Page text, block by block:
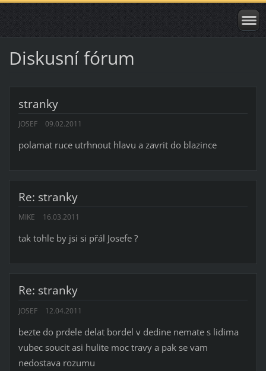
Diskusní fórum
stranky
JOSEF 09.02.2011
polamat ruce utrhnout hlavu a zavrit do blazince
Re: stranky
MIKE 16.03.2011
tak tohle by jsi si přál Josefe ?
Re: stranky
JOSEF 12.04.2011
bezte do prdele delat bordel v dedine nemate s lidima
vubec soucit asi hulite moc travy a pak se vam
nedostava rozumu